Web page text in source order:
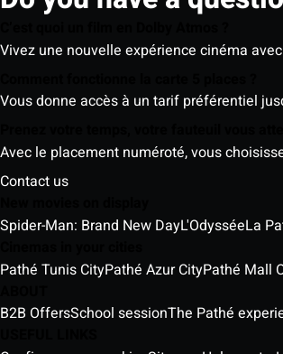
Vivez une nouvelle expérience cinéma
Vous donne accès à un tarif préférentiel
Avec le placement numéroté, vous
Contact us
Spider-Man: Brand New DayL'OdysséeLa
Pathé Tunis CityPathé Azur CityPathé Mall
B2B OffersSchool sessionThe Pathé